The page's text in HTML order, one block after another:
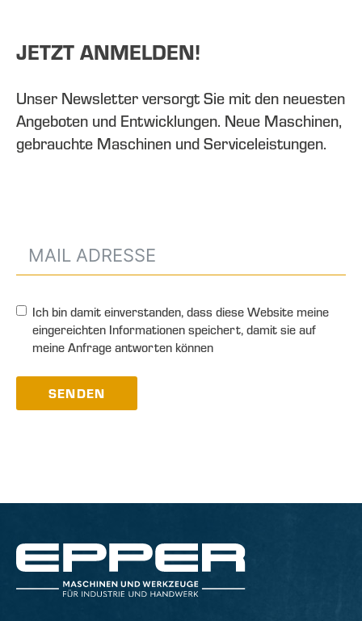
JETZT ANMELDEN!
Unser Newsletter versorgt Sie mit den neuesten
Angeboten und Entwicklungen. Neue Maschinen,
gebrauchte Maschinen und Serviceleistungen.
Ich bin damit einverstanden, dass diese Website meine
eingereichten Informationen speichert, damit sie auf
meine Anfrage antworten können
SENDEN